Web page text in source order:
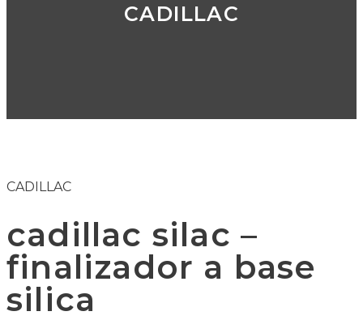
CADILLAC
CADILLAC
cadillac silac –
finalizador a base
silica